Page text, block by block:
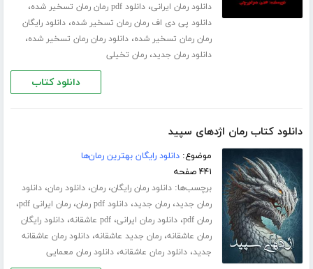
دانلود رمان ایرانی،دانلود pdf رمان رمان تسخیر شده ،
دانلود پی دی اف رمان رمان تسخیر شده،دانلود رایگان
رمان رمان تسخیر شده،دانلود رمان رمان تسخیر شده،
دانلود رمان جدید،رمان تخیلی
دانلود کتاب
دانلود کتاب رمان اژدهای سپید
موضوع:دانلود رایگان بهترین رمان‌ها
۴۴۱ صفحه
برچسب‌ها:دانلود رمان رایگان،رمان،دانلود رمان،دانلود
رمان جدید،رمان جدید،دانلود pdf رمان ،رمان ایرانی pdf ،
رمان pdf ،دانلود رمان ایرانی،pdf عاشقانه ،دانلود رایگان
رمان عاشقانه،رمان جدید عاشقانه،دانلود رمان عاشقانه
جدید،دانلود رمان عاشقانه،دانلود رمان معمایی